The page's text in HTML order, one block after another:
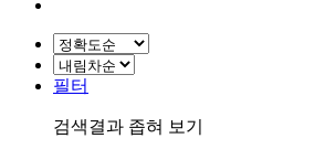
필터
검색결과 좁혀 보기